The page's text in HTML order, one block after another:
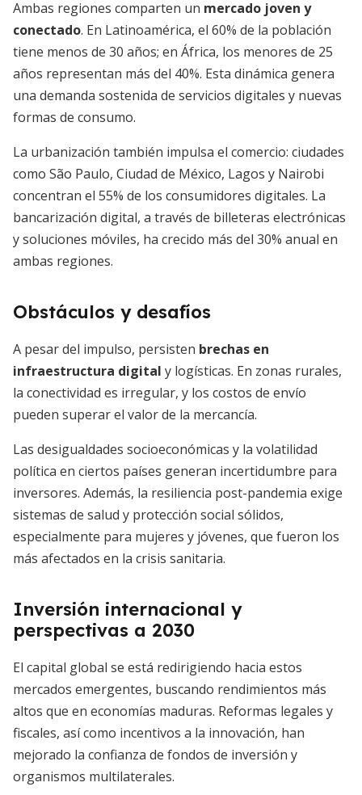
Ambas regiones comparten un mercado joven y
conectado. En Latinoamérica, el 60% de la población
tiene menos de 30 años; en África, los menores de 25
años representan más del 40%. Esta dinámica genera
una demanda sostenida de servicios digitales y nuevas
formas de consumo.
La urbanización también impulsa el comercio: ciudades
como São Paulo, Ciudad de México, Lagos y Nairobi
concentran el 55% de los consumidores digitales. La
bancarización digital, a través de billeteras electrónicas
y soluciones móviles, ha crecido más del 30% anual en
ambas regiones.
Obstáculos y desafíos
A pesar del impulso, persisten brechas en
infraestructura digital y logísticas. En zonas rurales,
la conectividad es irregular, y los costos de envío
pueden superar el valor de la mercancía.
Las desigualdades socioeconómicas y la volatilidad
política en ciertos países generan incertidumbre para
inversores. Además, la resiliencia post-pandemia exige
sistemas de salud y protección social sólidos,
especialmente para mujeres y jóvenes, que fueron los
más afectados en la crisis sanitaria.
Inversión internacional y
perspectivas a 2030
El capital global se está redirigiendo hacia estos
mercados emergentes, buscando rendimientos más
altos que en economías maduras. Reformas legales y
fiscales, así como incentivos a la innovación, han
mejorado la confianza de fondos de inversión y
organismos multilaterales.